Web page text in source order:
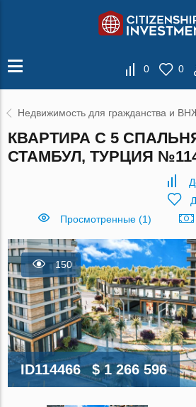
0 0
Недвижимость для гражданства и
КВАРТИРА С 5
СТАМБУЛ, ТУРЦИЯ
Просмотренные (1)
150
ID114466 $ 1 266 596